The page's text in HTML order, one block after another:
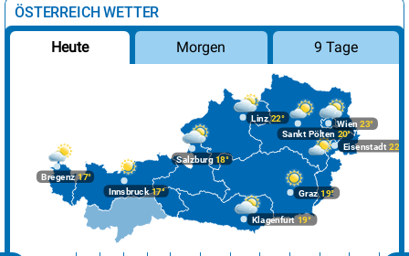
ÖSTERREICH WETTER
Heute Morgen 9 Tage
Bregenz17°
Graz19°
Innsbruck17°
Klagenfurt 19°
Linz22°
Salzburg18°
Wien 23°
Eisenstadt 22°
Sankt Pölten 20°